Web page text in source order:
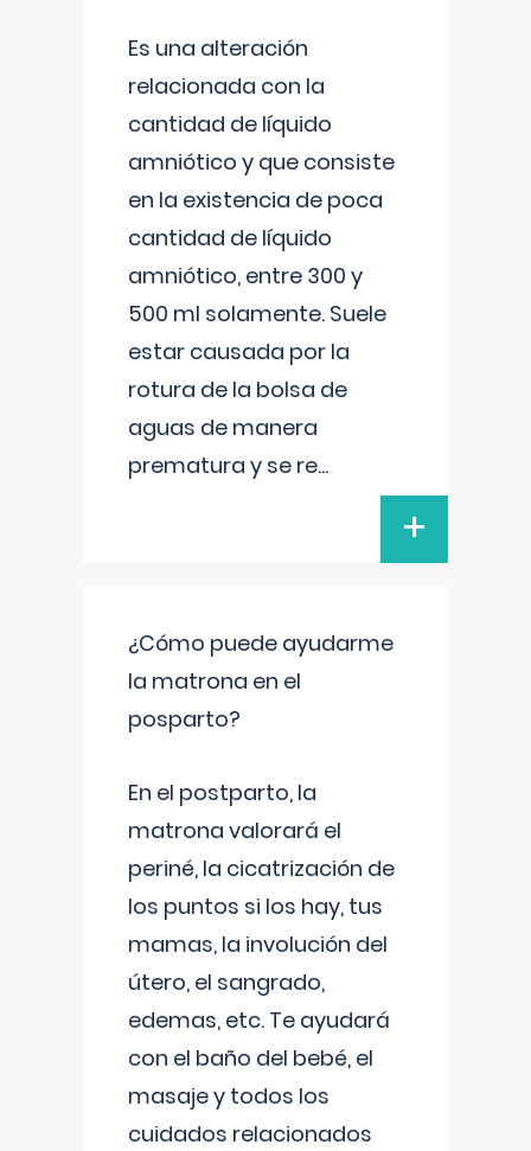
Es una alteración
relacionada con la
cantidad de líquido
amniótico y que consiste
en la existencia de poca
cantidad de líquido
amniótico, entre 300 y
500 ml solamente. Suele
estar causada por la
rotura de la bolsa de
aguas de manera
prematura y se re...
+
¿Cómo puede ayudarme
la matrona en el
posparto?
En el postparto, la
matrona valorará el
periné, la cicatrización de
los puntos si los hay, tus
mamas, la involución del
útero, el sangrado,
edemas, etc. Te ayudará
con el baño del bebé, el
masaje y todos los
cuidados relacionados